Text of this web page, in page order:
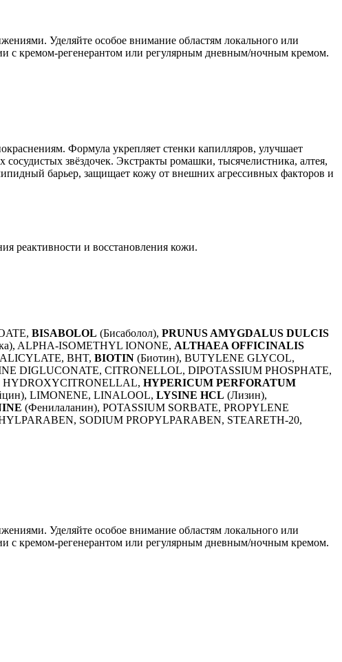
Уделяйте особое внимание областям локального или
с кремом-регенерантом или регулярным дневным/ночным кремом.
Формула укрепляет стенки капилляров, улучшает
звёздочек. Экстракты ромашки, тысячелистника, алтея,
барьер, защищает кожу от внешних агрессивных факторов и
реактивности и восстановления кожи.
BISABOLOL (Бисаболол), PRUNUS AMYGDALUS DULCIS
ALPHA-ISOMETHYL IONONE, ALTHAEA OFFICINALIS
BHT, BIOTIN (Биотин), BUTYLENE GLYCOL,
DIGLUCONATE, CITRONELLOL, DIPOTASSIUM PHOSPHATE,
HYDROXYCITRONELLAL, HYPERICUM PERFORATUM
LIMONENE, LINALOOL, LYSINE HCL (Лизин),
(Фенилаланин), POTASSIUM SORBATE, PROPYLENE
SODIUM PROPYLPARABEN, STEARETH-20,
Уделяйте особое внимание областям локального или
с кремом-регенерантом или регулярным дневным/ночным кремом.